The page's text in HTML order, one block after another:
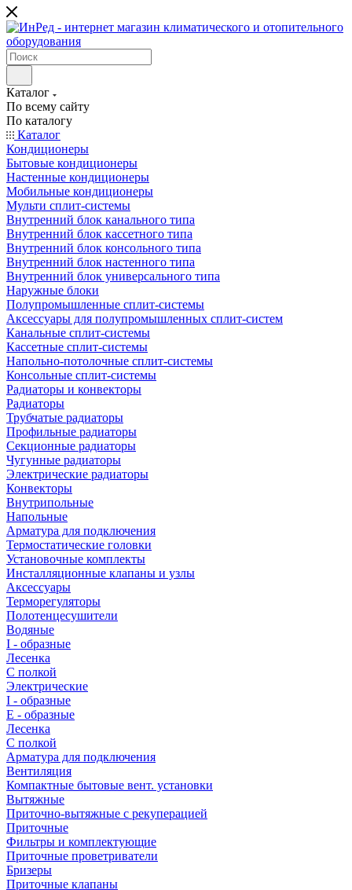
Каталог
По всему сайту
По каталогу
Каталог
Кондиционеры
Бытовые кондиционеры
Настенные кондиционеры
Мобильные кондиционеры
Мульти сплит-системы
Внутренний блок канального типа
Внутренний блок кассетного типа
Внутренний блок консольного типа
Внутренний блок настенного типа
Внутренний блок универсального типа
Наружные блоки
Полупромышленные сплит-системы
Аксессуары для полупромышленных сплит-систем
Канальные сплит-системы
Кассетные сплит-системы
Напольно-потолочные сплит-системы
Консольные сплит-системы
Радиаторы и конвекторы
Радиаторы
Трубчатые радиаторы
Профильные радиаторы
Секционные радиаторы
Чугунные радиаторы
Электрические радиаторы
Конвекторы
Внутрипольные
Напольные
Арматура для подключения
Термостатические головки
Установочные комплекты
Инсталляционные клапаны и узлы
Аксессуары
Терморегуляторы
Полотенцесушители
Водяные
I - образные
Лесенка
С полкой
Электрические
I - образные
E - образные
Лесенка
С полкой
Арматура для подключения
Вентиляция
Компактные бытовые вент. установки
Вытяжные
Приточно-вытяжные с рекуперацией
Приточные
Фильтры и комплектующие
Приточные проветриватели
Бризеры
Приточные клапаны